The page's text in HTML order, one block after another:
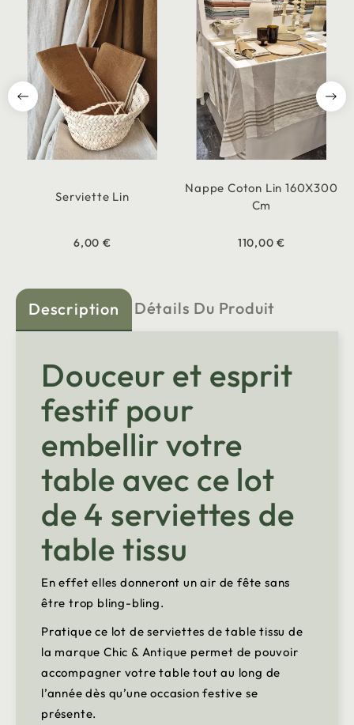
Serviette Lin
6,00 €
Nappe Coton Lin 160X300
Cm
110,00 €
Description Détails Du Produit
Douceur et esprit
festif pour
embellir votre
table avec ce lot
de 4 serviettes de
table tissu
En effet elles donneront un air de fête sans
être trop bling-bling.
Pratique ce lot de serviettes de table tissu de
la marque Chic & Antique permet de pouvoir
accompagner votre table tout au long de
l’année dès qu’une occasion festive se
présente.